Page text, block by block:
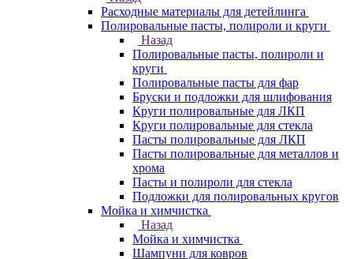
Расходные материалы для детейлинга
Полировальные пасты, полироли и круги
Назад
Полировальные пасты, полироли и
круги
Полировальные пасты для фар
Бруски и подложки для шлифования
Круги полировальные для ЛКП
Круги полировальные для стекла
Пасты полировальные для ЛКП
Пасты полировальные для металлов и
хрома
Пасты и полироли для стекла
Подложки для полировальных кругов
Мойка и химчистка
Назад
Мойка и химчистка
Шампуни для ковров